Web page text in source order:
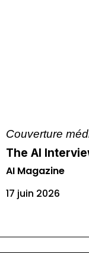
Couverture
The AI
AI Magazine
17 juin 2026